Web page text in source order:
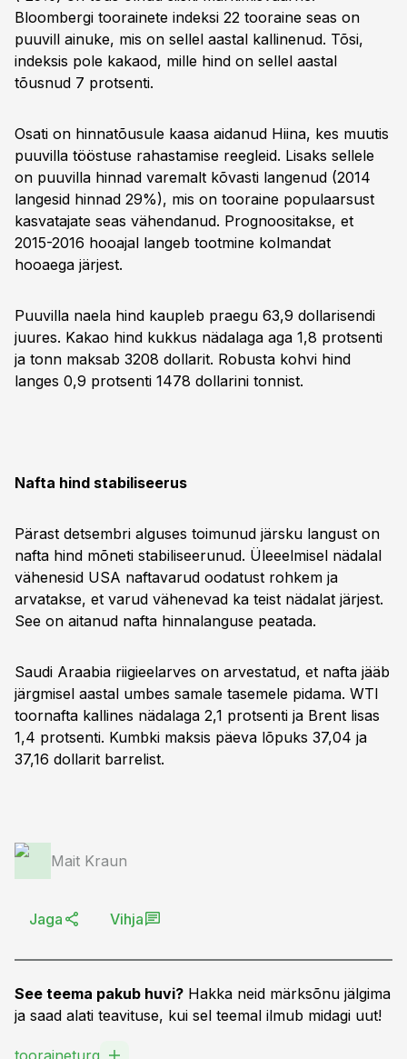
Bloombergi toorainete indeksi 22 tooraine seas on
puuvill ainuke, mis on sellel aastal kallinenud. Tõsi,
indeksis pole kakaod, mille hind on sellel aastal
tõusnud 7 protsenti.
Osati on hinnatõusule kaasa aidanud Hiina, kes muutis
puuvilla tööstuse rahastamise reegleid. Lisaks sellele
on puuvilla hinnad varemalt kõvasti langenud (2014
langesid hinnad 29%), mis on tooraine populaarsust
kasvatajate seas vähendanud. Prognoositakse, et
2015-2016 hooajal langeb tootmine kolmandat
hooaega järjest.
Puuvilla naela hind kaupleb praegu 63,9 dollarisendi
juures. Kakao hind kukkus nädalaga aga 1,8 protsenti
ja tonn maksab 3208 dollarit. Robusta kohvi hind
langes 0,9 protsenti 1478 dollarini tonnist.
Nafta hind stabiliseerus
Pärast detsembri alguses toimunud järsku langust on
nafta hind mõneti stabiliseerunud. Üleeelmisel nädalal
vähenesid USA naftavarud oodatust rohkem ja
arvatakse, et varud vähenevad ka teist nädalat järjest.
See on aitanud nafta hinnalanguse peatada.
Saudi Araabia riigieelarves on arvestatud, et nafta jääb
järgmisel aastal umbes samale tasemele pidama. WTI
toornafta kallines nädalaga 2,1 protsenti ja Brent lisas
1,4 protsenti. Kumbki maksis päeva lõpuks 37,04 ja
37,16 dollarit barrelist.
Mait Kraun
Jaga Vihja
See teema pakub huvi? Hakka neid märksõnu jälgima
ja saad alati teavituse, kui sel teemal ilmub midagi uut!
tooraineturg